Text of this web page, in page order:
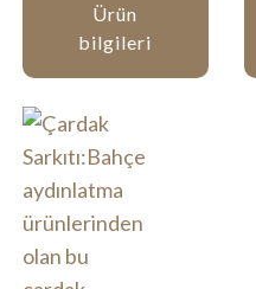
Ürün
bilgileri